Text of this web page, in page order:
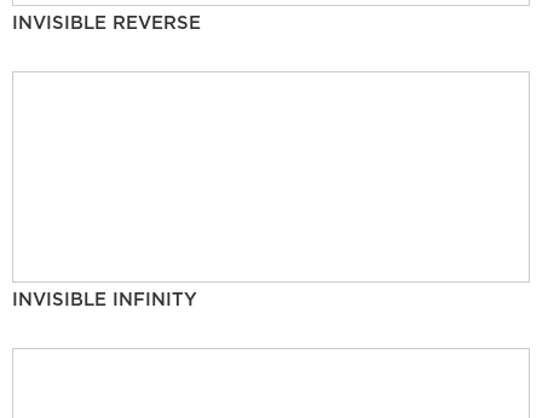
INVISIBLE REVERSE
INVISIBLE INFINITY